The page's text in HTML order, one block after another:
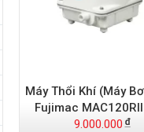
Máy Thổi Khí (Máy
Fujimac
9.000.000